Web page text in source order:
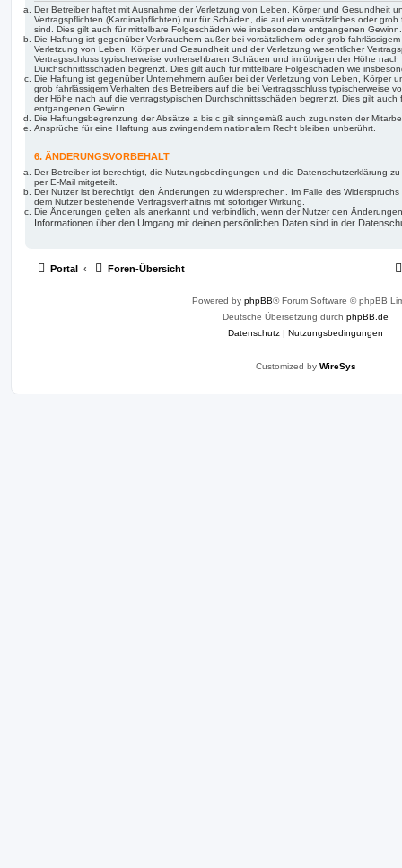
Der Betreiber haftet mit Ausnahme der Verletzung von Leben, Körper und Gesundheit
Vertragspflichten (Kardinalpflichten) nur für Schäden, die auf ein vorsätzliches oder
sind. Dies gilt auch für mittelbare Folgeschäden wie insbesondere entgangenen Gewinn.
Die Haftung ist gegenüber Verbrauchern außer bei vorsätzlichem oder grob
Verletzung von Leben, Körper und Gesundheit und der Verletzung wesentlicher
Vertragsschluss typischerweise vorhersehbaren Schäden und im übrigen der Höhe
Durchschnittsschäden begrenzt. Dies gilt auch für mittelbare Folgeschäden wie
Die Haftung ist gegenüber Unternehmern außer bei der Verletzung von Leben, Körper
grob fahrlässigem Verhalten des Betreibers auf die bei Vertragsschluss typischerweise
der Höhe nach auf die vertragstypischen Durchschnittsschäden begrenzt. Dies gilt
entgangenen Gewinn.
Die Haftungsbegrenzung der Absätze a bis c gilt sinngemäß auch zugunsten der
Ansprüche für eine Haftung aus zwingendem nationalem Recht bleiben unberührt.
6. ÄNDERUNGSVORBEHALT
Der Betreiber ist berechtigt, die Nutzungsbedingungen und die Datenschutzerklärung
per E-Mail mitgeteilt.
Der Nutzer ist berechtigt, den Änderungen zu widersprechen. Im Falle des
dem Nutzer bestehende Vertragsverhältnis mit sofortiger Wirkung.
Die Änderungen gelten als anerkannt und verbindlich, wenn der Nutzer den
Informationen über den Umgang mit deinen persönlichen Daten sind in der
Portal Foren-Übersicht
Powered by phpBB® Forum Software © phpBB
Deutsche Übersetzung durch phpBB.de
Datenschutz | Nutzungsbedingungen
Customized by WireSys